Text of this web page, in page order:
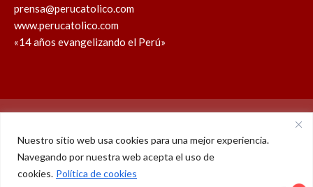
Nuestro sitio web usa cookies para una mejor experiencia.
Navegando por nuestra web acepta el uso de
cookies. Política de cookies
prensa@perucatolico.com
www.perucatolico.com
«14 años evangelizando el Perú»
WhatsAppFacebookYoutubeInstagram
X
2